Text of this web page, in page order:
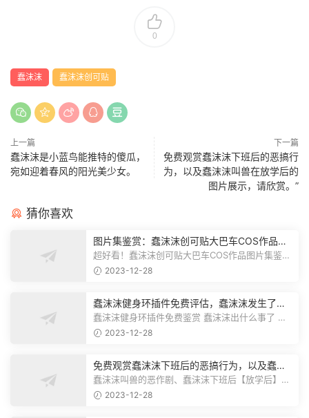
0
蠢沫沫 蠢沫沫创可贴
上一篇
蠢沫沫是小蓝鸟能推特的傻瓜，
宛如迎着春风的阳光美少女。
下一篇
免费观赏蠢沫沫下班后的恶搞行
为，以及蠢沫沫叫兽在放学后的
图片展示，请欣赏。”
猜你喜欢
图片集鉴赏：蠢沫沫创可贴大巴车COS作品，
令人赞叹！这些作品真的非常漂亮。请您欣
赏。
超好看！蠢沫沫创可贴大巴车COS作品图片集鉴赏
下方传送门内藏有你想要的全集图册...
2023-12-28
蠢沫沫健身环插件免费评估，蠢沫沫发生了什
么问题？
蠢沫沫健身环插件免费鉴赏 蠢沫沫出什么事了 下
方传送门内藏有你想要的全集图册包...
2023-12-28
免费观赏蠢沫沫下班后的恶搞行为，以及蠢沫
沫叫兽在放学后的图片展示，请欣赏。”
蠢沫沫叫兽的恶作剧、蠢沫沫下班后【放学后】图
片免费鉴赏 下方传送门内藏有你想...
2023-12-28